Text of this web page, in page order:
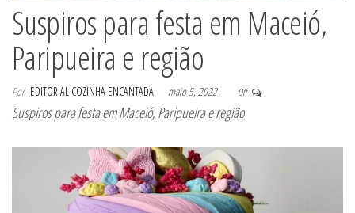
Suspiros para festa em Maceió,
Paripueira e região
Por EDITORIAL COZINHA ENCANTADA maio 5, 2022 Off
Suspiros para festa em Maceió, Paripueira e região